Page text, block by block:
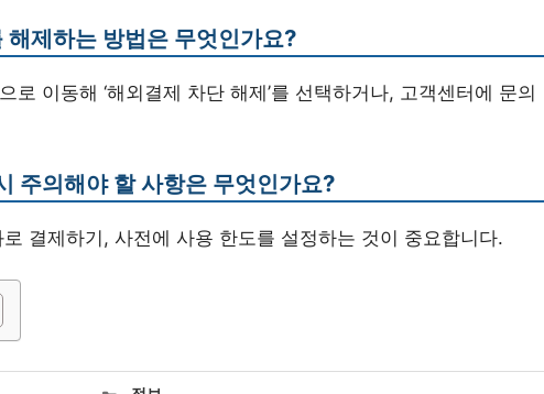
제하는 방법은 무엇인가요?
로 이동해 ‘해외결제 차단 해제’를 선택하거나, 고객센터에 문의
주의해야 할 사항은 무엇인가요?
결제하기, 사전에 사용 한도를 설정하는 것이 중요합니다.